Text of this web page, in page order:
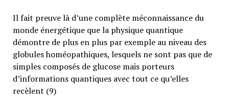
Il fait preuve là d’une complète méconnaissance du
monde énergétique que la physique quantique
démontre de plus en plus par exemple au niveau des
globules homéopathiques, lesquels ne sont pas que de
simples composés de glucose mais porteurs
d’informations quantiques avec tout ce qu’elles
recèlent (9)